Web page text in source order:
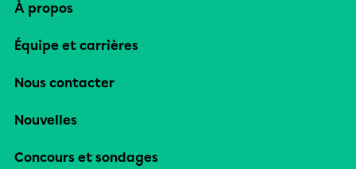
À propos
Équipe et carrières
Nous contacter
Nouvelles
Concours et sondages